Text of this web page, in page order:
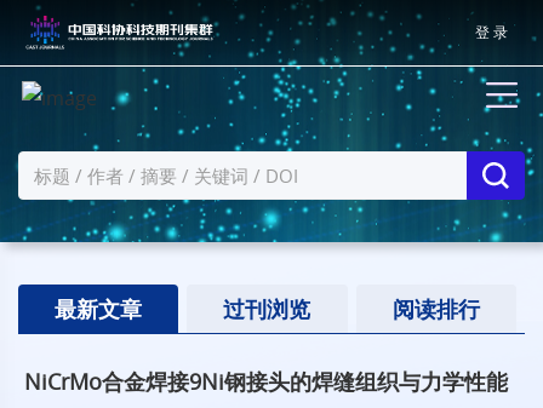
登 录
最新文章 过刊浏览 阅读排行
NiCrMo合金焊接9Ni钢接头的焊缝组织与力学性能